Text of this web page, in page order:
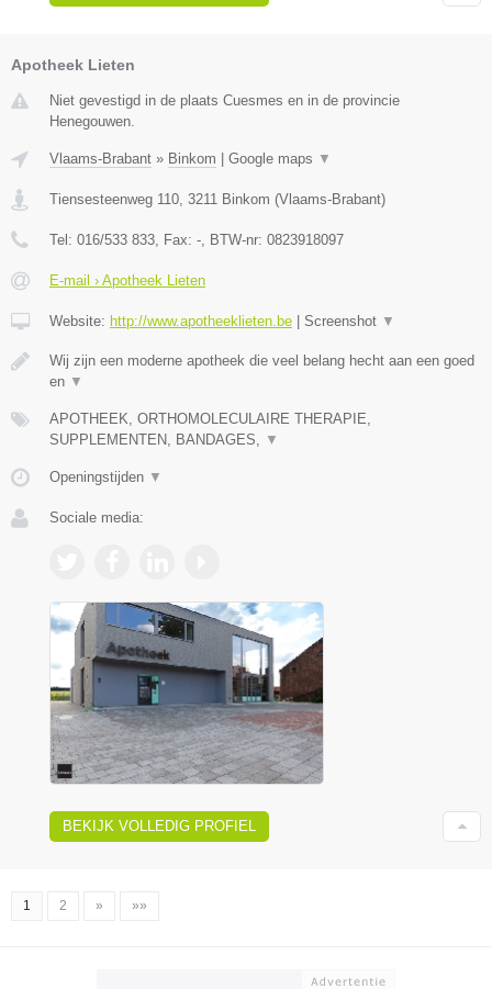
Apotheek Lieten
Niet gevestigd in de plaats Cuesmes en in de provincie
Henegouwen.
Vlaams-Brabant » Binkom Google maps ▼
Tiensesteenweg 110 3211 Binkom (Vlaams-Brabant)
Tel: 016/533 833 , Fax: - , BTW-nr: 0823918097
E-mail › Apotheek Lieten
Website: http://www.apotheeklieten.be Screenshot ▼
Wij zijn een moderne apotheek die veel belang hecht aan een goed
en ▼
APOTHEEK, ORTHOMOLECULAIRE THERAPIE,
SUPPLEMENTEN, BANDAGES,
▼
Openingstijden ▼
Sociale media:
BEKIJK VOLLEDIG PROFIEL
1 2 » »»